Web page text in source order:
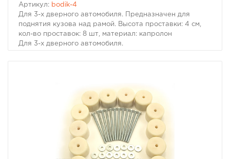
Артикул: bodik-4
Для 3-х дверного автомобиля. Предназначен для
поднятия кузова над рамой. Высота проставки: 4 см,
кол-во проставок: 8 шт, материал: капролон
Для 3-х дверного автомобиля.
условиях офф-роуд.
В комплект проставок для бодилифта Pajero II /
Montero II входят сами проставки, а также болты, гайки
и шайбы для крепления.
Характеристики Комплекта проставок для бодилифта
Pajero II / Montero II:
· Высота проставки: 4 см